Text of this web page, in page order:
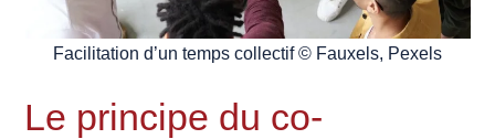
Facilitation d’un temps collectif © Fauxels, Pexels
Le principe du co-